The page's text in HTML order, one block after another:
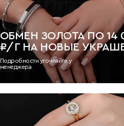
ОБМЕН ЗОЛОТА ПО 14
₽/Г НА НОВЫЕ
Подробности уточняйте у
менеджера